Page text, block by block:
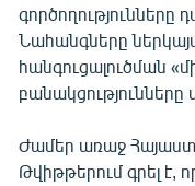
գործողությունները
Նահանգները
հանգուցալուծման
բանակցությունները
Ժամեր առաջ
Թվիթթերում գրել է,